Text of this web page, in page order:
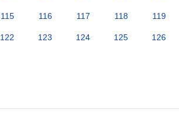
115 116 117 118 119
122 123 124 125 126